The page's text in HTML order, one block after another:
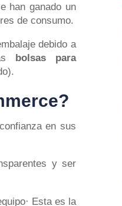
han ganado un
de consumo.
debido a
bolsas para
en sus
y ser
Esta es la